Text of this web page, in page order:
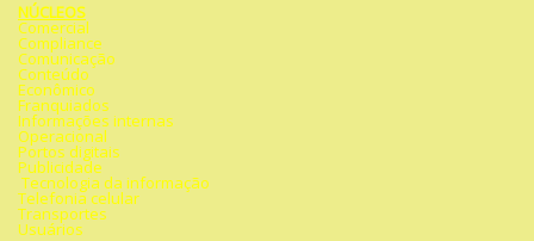
NÚCLEOS
Comercial
Compliance
Comunicação
Conteúdo
Econômico
Franquiados
Informações internas
Operacional
Portos digitais
Publicidade
Tecnologia da informação
Telefonia celular
Transportes
Usuários